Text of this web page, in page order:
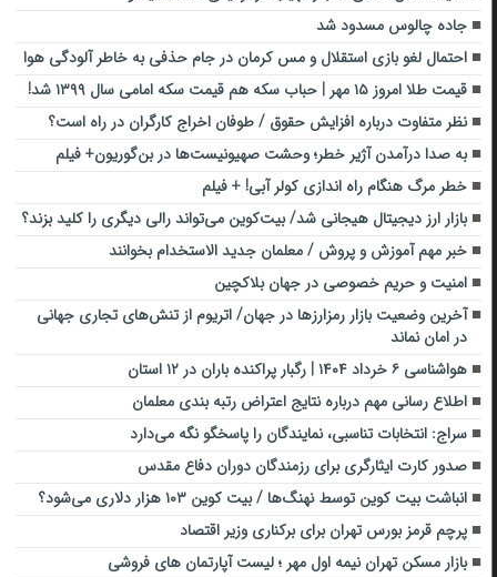
جاده چالوس مسدود شد
احتمال لغو بازی استقلال و مس کرمان در جام حذفی به خاطر آلودگی هوا
قیمت طلا امروز ۱۵ مهر | حباب سکه هم قیمت سکه امامی سال ۱۳۹۹ شد!
نظر متفاوت درباره افزایش حقوق / طوفان اخراج کارگران در راه است؟
به صدا درآمدن آژیر خطر؛ وحشت صهیونیست‌ها در بن‌گوریون+ فیلم
خطر مرگ هنگام راه اندازی کولر آبی! + فیلم
بازار ارز دیجیتال هیجانی شد/ بیت‌کوین می‌تواند رالی دیگری را کلید بزند؟
خبر مهم آموزش و پروش / معلمان جدید الاستخدام بخوانند
امنیت و حریم خصوصی در جهان بلاکچین
آخرین وضعیت بازار رمزارزها در جهان/ اتریوم از تنش‌های تجاری جهانی
در امان نماند
هواشناسی ۶ خرداد ۱۴۰۴ | رگبار پراکنده باران در ۱۲ استان
اطلاع رسانی مهم درباره نتایج اعتراض رتبه بندی معلمان
سراج: انتخابات تناسبی، نمایندگان را پاسخگو نگه می‌دارد
صدور کارت ایثارگری برای رزمندگان دوران دفاع مقدس
انباشت بیت کوین توسط نهنگ‌ها / بیت کوین ۱۰۳ هزار دلاری می‌شود؟
پرچم قرمز بورس تهران برای برکناری وزیر اقتصاد
بازار مسکن تهران نیمه اول مهر ؛ لیست آپارتمان های فروشی